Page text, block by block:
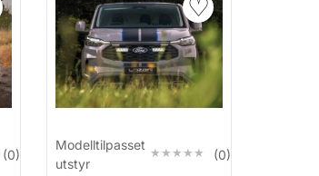
(0)
♡
Modelltilpasset
utstyr
★★★★★
★★★★★ (0)